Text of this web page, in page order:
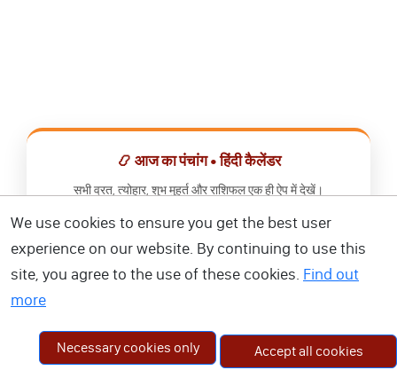
📿 आज का पंचांग • हिंदी कैलेंडर
सभी व्रत, त्योहार, शुभ मुहूर्त और राशिफल एक ही ऐप में देखें।
We use cookies to ensure you get the best user
experience on our website. By continuing to use this
site, you agree to the use of these cookies. Find out
more
Necessary cookies only Accept all cookies